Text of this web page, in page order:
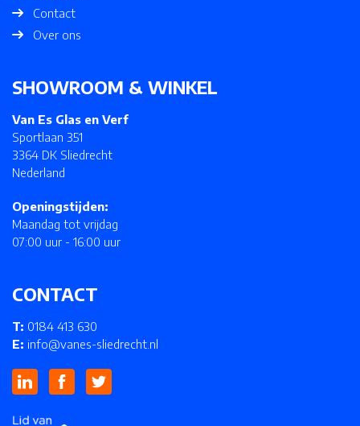
Contact
Over ons
SHOWROOM & WINKEL
Van Es Glas en Verf
Sportlaan 351
3364 DK Sliedrecht
Nederland
Openingstijden:
Maandag tot vrijdag
07:00 uur - 16:00 uur
CONTACT
T: 0184 413 630
E: info@vanes-sliedrecht.nl